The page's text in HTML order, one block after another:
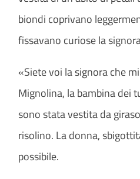
biondi coprivano
fissavano curiose la
«Siete voi la signora che
Mignolina, la bambina dei
sono stata vestita da
risolino. La donna,
possibile.